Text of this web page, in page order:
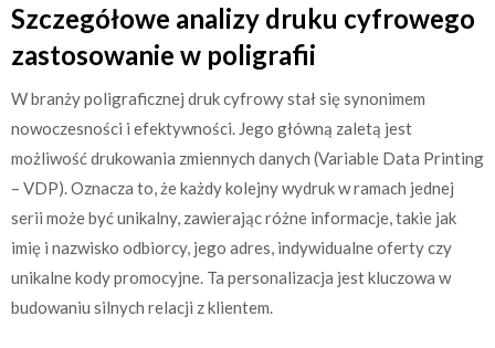
Szczegółowe analizy druku cyfrowego
zastosowanie w poligrafii
W branży poligraficznej druk cyfrowy stał się synonimem
nowoczesności i efektywności. Jego główną zaletą jest
możliwość drukowania zmiennych danych (Variable Data Printing
– VDP). Oznacza to, że każdy kolejny wydruk w ramach jednej
serii może być unikalny, zawierając różne informacje, takie jak
imię i nazwisko odbiorcy, jego adres, indywidualne oferty czy
unikalne kody promocyjne. Ta personalizacja jest kluczowa w
budowaniu silnych relacji z klientem.